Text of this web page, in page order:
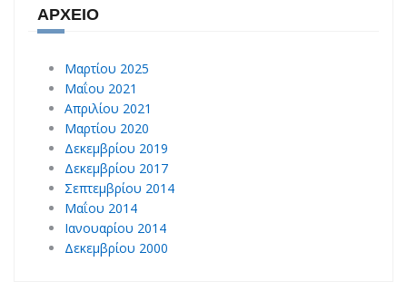
ΑΡΧΕΊΟ
Μαρτίου 2025
Μαΐου 2021
Απριλίου 2021
Μαρτίου 2020
Δεκεμβρίου 2019
Δεκεμβρίου 2017
Σεπτεμβρίου 2014
Μαΐου 2014
Ιανουαρίου 2014
Δεκεμβρίου 2000